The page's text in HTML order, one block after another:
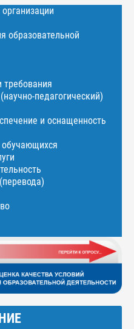
образовательной
требования
педагогический)
и оснащенность